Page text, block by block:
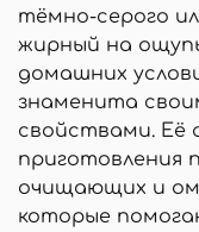
тёмно-серого
жирный на
домашних
знаменита
свойствами. Её
приготовления
очищающих и
которые